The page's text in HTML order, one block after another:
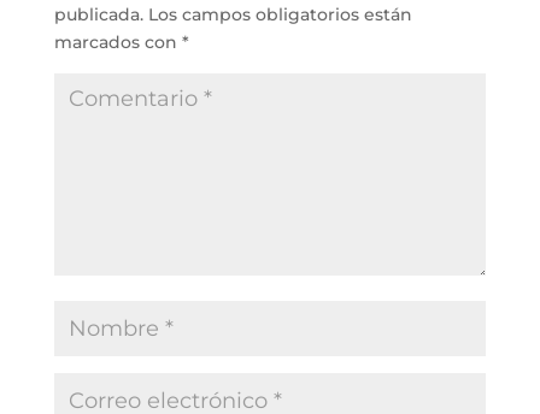
publicada. Los campos obligatorios están
marcados con *